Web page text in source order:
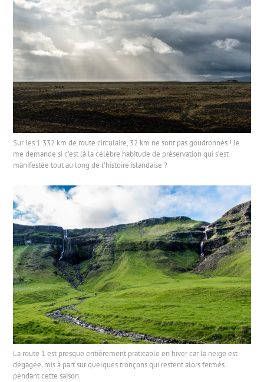
Sur les 1 332 km de route circulaire, 32 km ne sont pas goudronnés ! Je
me demande si c’est là la célèbre habitude de préservation qui s’est
manifestée tout au long de l’histoire islandaise ?
La route 1 est presque entièrement praticable en hiver car la neige est
dégagée, mis à part sur quelques tronçons qui restent alors fermés
pendant cette saison.